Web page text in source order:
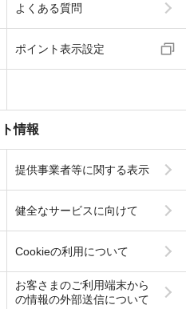
よくある質問
ポイント表示設定
情報
提供事業者等に関する表示
健全なサービスに向けて
Cookieの利用について
お客さまのご利用端末から
の情報の外部送信について